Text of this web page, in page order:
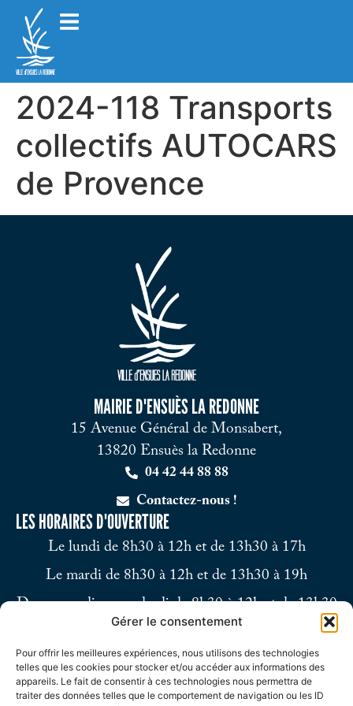
Gérer le consentement
Pour offrir les meilleures expériences, nous utilisons des technologies
telles que les cookies pour stocker et/ou accéder aux informations des
appareils. Le fait de consentir à ces technologies nous permettra de
traiter des données telles que le comportement de navigation ou les ID
2024-118 Transports
collectifs AUTOCARS
de Provence
MAIRIE D'ENSUÈS LA REDONNE
15 Avenue Général de Monsabert,
13820 Ensuès la Redonne
04 42 44 88 88
Contactez-nous !
LES HORAIRES D'OUVERTURE
Le lundi de 8h30 à 12h et de 13h30 à 17h
Le mardi de 8h30 à 12h et de 13h30 à 19h
Du mercredi au vendredi de 8h30 à 12h et de 13h30
Le samedi de 9h à 12h